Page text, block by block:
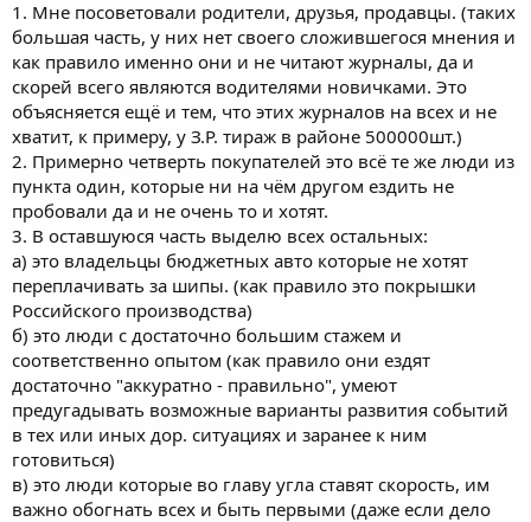
1. Мне посоветовали родители, друзья, продавцы. (таких
большая часть, у них нет своего сложившегося мнения и
как правило именно они и не читают журналы, да и
скорей всего являются водителями новичками. Это
объясняется ещё и тем, что этих журналов на всех и не
хватит, к примеру, у З.Р. тираж в районе 500000шт.)
2. Примерно четверть покупателей это всё те же люди из
пункта один, которые ни на чём другом ездить не
пробовали да и не очень то и хотят.
3. В оставшуюся часть выделю всех остальных:
а) это владельцы бюджетных авто которые не хотят
переплачивать за шипы. (как правило это покрышки
Российского производства)
б) это люди с достаточно большим стажем и
соответственно опытом (как правило они ездят
достаточно "аккуратно - правильно", умеют
предугадывать возможные варианты развития событий
в тех или иных дор. ситуациях и заранее к ним
готовиться)
в) это люди которые во главу угла ставят скорость, им
важно обогнать всех и быть первыми (даже если дело